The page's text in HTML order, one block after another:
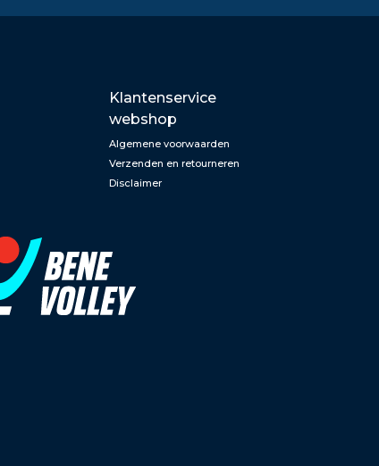
Klantenservice
webshop
Algemene voorwaarden
Verzenden en retourneren
Disclaimer